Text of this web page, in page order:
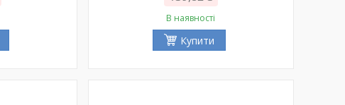
В наявності
Купити